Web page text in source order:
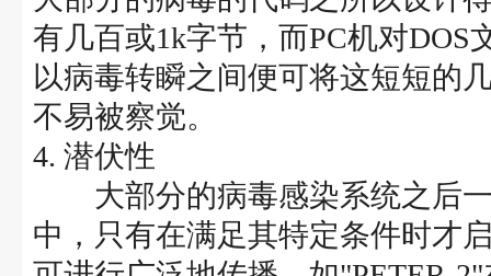
有几百或1k字节，而PC机对
以病毒转瞬之间便可将这短短的
不易被察觉。
4. 潜伏性
大部分的病毒感染系统之后一
中，只有在满足其特定条件时才